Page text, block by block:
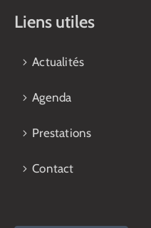
Liens utiles
Actualités
Agenda
Prestations
Contact